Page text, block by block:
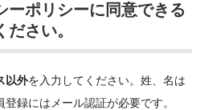
ーポリシーに同意できる
さい。
以外を入力してください。姓、名は
録にはメール認証が必要です。